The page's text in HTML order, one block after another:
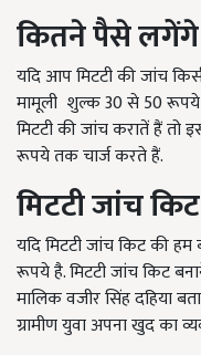
कितने पैसे लगेंगे
यदि आप मिटटी की जांच
मामूली शुल्क 30से50रूपये
मिटटी की जांच करातें हैं
रूपये तक चार्ज करते हैं.
मिटटी जांच
यदि मिटटी जांच किट की
रूपये है. मिटटी जांच किट
मालिक वजीर सिंह दहिया
ग्रामीण युवा अपना खुद का